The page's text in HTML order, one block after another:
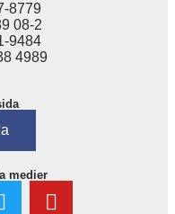
8779
08-2
9484
4989
medier